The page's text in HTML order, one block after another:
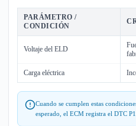
PARÁMETRO /
CONDICIÓN
Voltaje del ELD
Carga eléctrica
Cuando se cumplen estas
esperado, el ECM registra el DTC